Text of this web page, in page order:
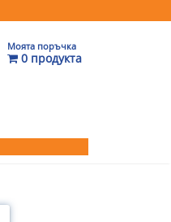
Моята поръчка
0 продукта